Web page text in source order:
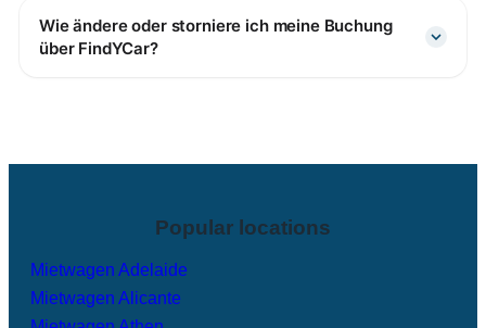
Wie ändere oder storniere ich meine Buchung
über FindYCar?
Popular locations
Mietwagen Adelaide
Mietwagen Alicante